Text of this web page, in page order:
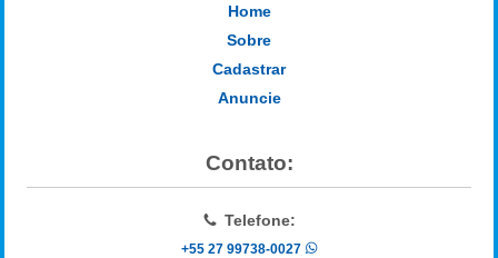
Home
Sobre
Cadastrar
Anuncie
Contato:
Telefone:
+55 27 99738-0027